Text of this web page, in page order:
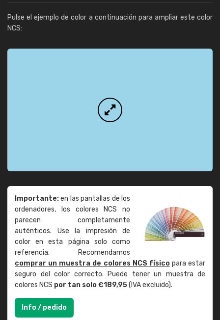
Pulse el ejemplo de color a continuación para ampliar este color
NCS:
Importante:en las pantallas de los
ordenadores, los colores NCS no
parecen completamente
auténticos. Use la impresión de
color en esta página solo como
referencia. Recomendamos
comprar un muestra de colores NCS físicopara estar
seguro del color correcto. Puede tener un muestra de
colores NCS por tan solo €189,95(IVA excluido).
Info / pedido